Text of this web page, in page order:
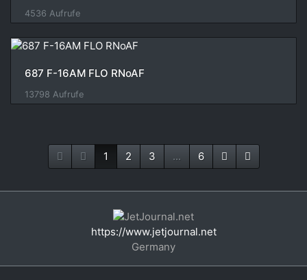
4536 Aufrufe
687 F-16AM FLO RNoAF
13798 Aufrufe
1 2 3 ... 6
https://www.jetjournal.net
Germany